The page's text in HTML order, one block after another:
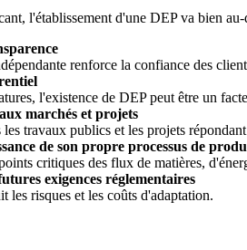
l'établissement d'une DEP va bien
renforce la confiance des
l'existence de DEP peut être un
marchés et projets
travaux publics et les projets
de son propre processus de
critiques des flux de matières,
exigences réglementaires
les risques et les coûts d'adaptation.